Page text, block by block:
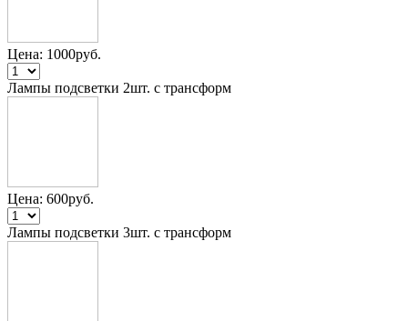
Цена: 1000руб.
Лампы подсветки 2шт. с трансформ
Цена: 600руб.
Лампы подсветки 3шт. с трансформ